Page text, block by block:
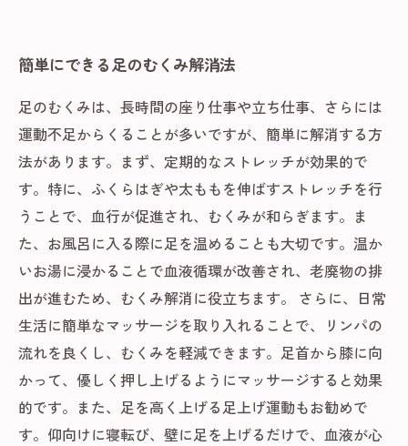
簡単にできる足のむくみ解消法
足のむくみは、長時間の座り仕事や立ち仕事、さらには
運動不足からくることが多いですが、簡単に解消する方
法があります。まず、定期的なストレッチが効果的で
す。特に、ふくらはぎや太ももを伸ばすストレッチを行
うことで、血行が促進され、むくみが和らぎます。ま
た、お風呂に入る際に足を温めることも大切です。温か
いお湯に浸かることで血液循環が改善され、老廃物の排
出が進むため、むくみ解消に役立ちます。 さらに、日常
生活に簡単なマッサージを取り入れることで、リンパの
流れを良くし、むくみを軽減できます。足首から膝に向
かって、優しく押し上げるようにマッサージすると効果
的です。また、足を高く上げる足上げ運動もお勧めで
す。仰向けに寝転び、壁に足を上げるだけで、血液が心